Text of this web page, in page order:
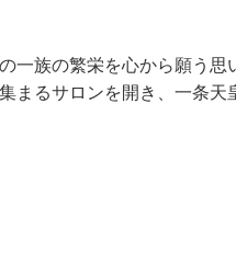
一族の繁栄を心から願う思
まるサロンを開き、一条天